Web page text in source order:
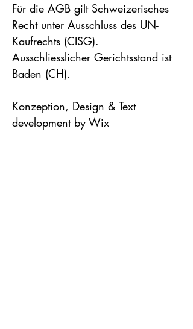
Für die AGB gilt Schweizerisches
Recht unter Ausschluss des UN-
Kaufrechts (CISG).
Ausschliesslicher Gerichtsstand ist
Baden (CH).
Konzeption, Design & Text
development by Wix